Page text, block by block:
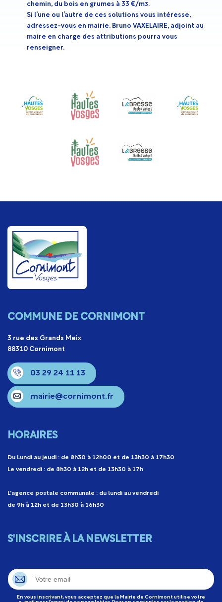
chemin, du bois en grumes à 33 €/m3.
Si l’une ou l’autre de ces solutions vous intéresse,
adressez-vous en mairie. Bruno VAXELAIRE, adjoint au
maire en charge des attributions pourra vous
renseigner.
COMMUNE DE CORNIMONT
3 rue des Grands Meix
88310 Cornimont
03 29 24 11 13
mairie@cornimont.fr
HORAIRES
Du Lundi au jeudi : de 8h30 à 12h00 et de 13h30 à 17h30
Le vendredi : de 8h30 à 12h et de 13h30 à 17h
L'agence postale communale : du lundi au vendredi
de 9h à 12h et de 13h30 à 16h30
S'INSCRIRE À LA NEWSLETTER
En vous inscrivant, vous acceptez que la Mairie de Cornimont utilise votre